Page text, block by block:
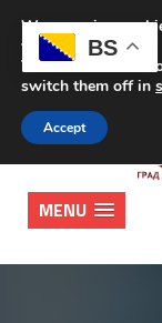
MENU
BS
We are using
website.
You can find out
switch them off in
Accept